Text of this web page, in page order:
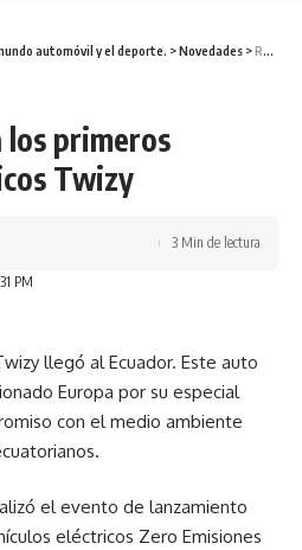
automóvil y el deporte. >Novedades >Renault entrega los primeros vehículos eléctricos Twizy
los primeros
Twizy
PM
3 Min de lectura
llegó al Ecuador. Este auto
Europa por su especial
con el medio ambiente
el evento de lanzamiento
eléctricos Zero Emisiones